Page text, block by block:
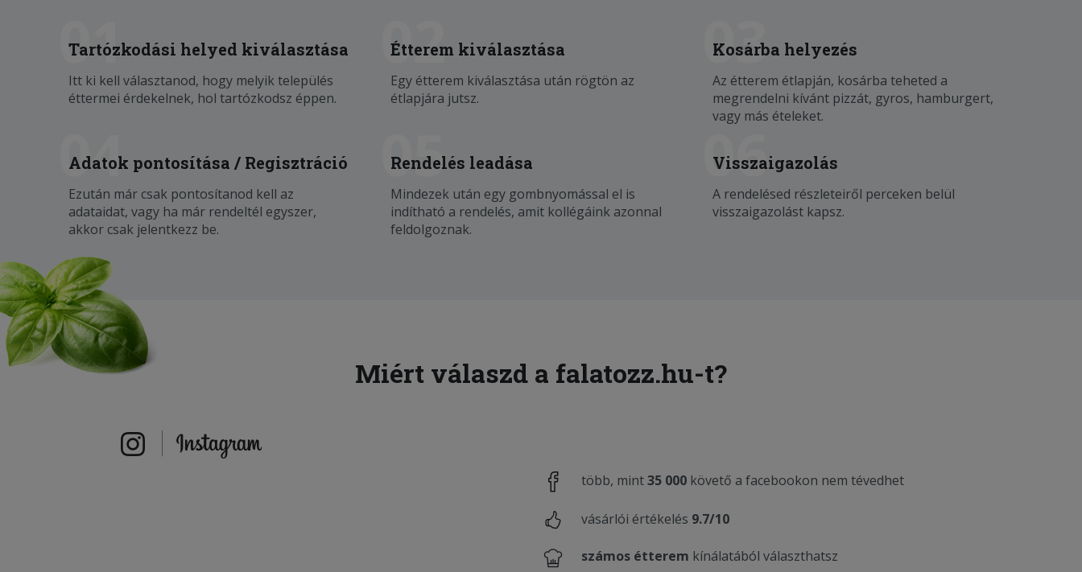
01
Tartózkodási helyed kiválasztása
Itt ki kell választanod, hogy melyik település
éttermei érdekelnek, hol tartózkodsz éppen.
02
Étterem kiválasztása
Egy étterem kiválasztása után rögtön az
étlapjára jutsz.
03
Kosárba helyezés
Az étterem étlapján, kosárba teheted a
megrendelni kívánt pizzát, gyros, hamburgert,
vagy más ételeket.
04
Adatok pontosítása / Regisztráció
Ezután már csak pontosítanod kell az
adataidat, vagy ha már rendeltél egyszer,
akkor csak jelentkezz be.
05
Rendelés leadása
Mindezek után egy gombnyomással el is
indítható a rendelés, amit kollégáink azonnal
feldolgoznak.
06
Visszaigazolás
A rendelésed részleteiről perceken belül
visszaigazolást kapsz.
Miért válaszd a falatozz.hu-t?
több, mint35 000 követő a facebookon nem tévedhet
vásárlói értékelés 9.7/10
számos étterem kínálatából választhatsz